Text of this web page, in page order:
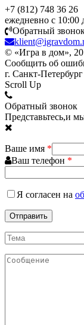
+7 (812) 748 36 26
ежедневно с 10:00
Обратный
© «Игра в дом»,
Сообщить об
г. Санкт-
Scroll Up
Обратный звонок
Представьтесь,и
Ваше имя *
Ваш телефон *
Я согласен на